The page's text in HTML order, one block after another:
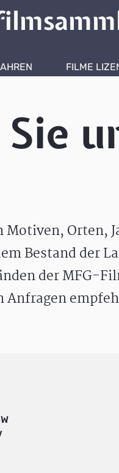
FILME
Orten,
Bestand der
der MFG-